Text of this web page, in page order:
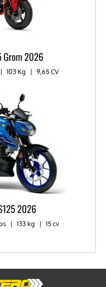
Grom 2026
| 103 Kg | 9,65 CV
2026
| 133 kg | 15 cv